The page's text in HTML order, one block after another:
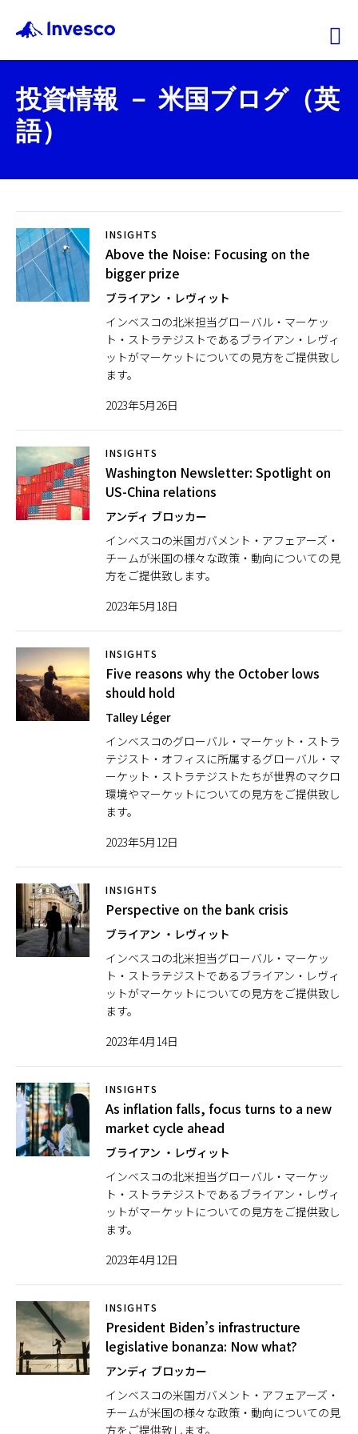
ファンド情報
投資のヒント
会社情報
機関投資家
投資情報 － 米国ブログ（英
語）
INSIGHTS
Above the Noise: Focusing on the
bigger prize
ブライアン ・レヴィット
インベスコの北米担当グローバル・マーケッ
ト・ストラテジストであるブライアン・レヴィ
ットがマーケットについての見方をご提供致し
ます。
2023年5月26日
INSIGHTS
Washington Newsletter: Spotlight on
US-China relations
アンディ ブロッカー
インベスコの米国ガバメント・アフェアーズ・
チームが米国の様々な政策・動向についての見
方をご提供致します。
2023年5月18日
INSIGHTS
Five reasons why the October lows
should hold
Talley Léger
インベスコのグローバル・マーケット・ストラ
テジスト・オフィスに所属するグローバル・マ
ーケット・ストラテジストたちが世界のマクロ
環境やマーケットについての見方をご提供致し
ます。
2023年5月12日
INSIGHTS
Perspective on the bank crisis
ブライアン ・レヴィット
インベスコの北米担当グローバル・マーケッ
ト・ストラテジストであるブライアン・レヴィ
ットがマーケットについての見方をご提供致し
ます。
2023年4月14日
INSIGHTS
As inflation falls, focus turns to a new
market cycle ahead
ブライアン ・レヴィット
インベスコの北米担当グローバル・マーケッ
ト・ストラテジストであるブライアン・レヴィ
ットがマーケットについての見方をご提供致し
ます。
2023年4月12日
INSIGHTS
President Biden’s infrastructure
legislative bonanza: Now what?
アンディ ブロッカー
インベスコの米国ガバメント・アフェアーズ・
チームが米国の様々な政策・動向についての見
方をご提供致します。